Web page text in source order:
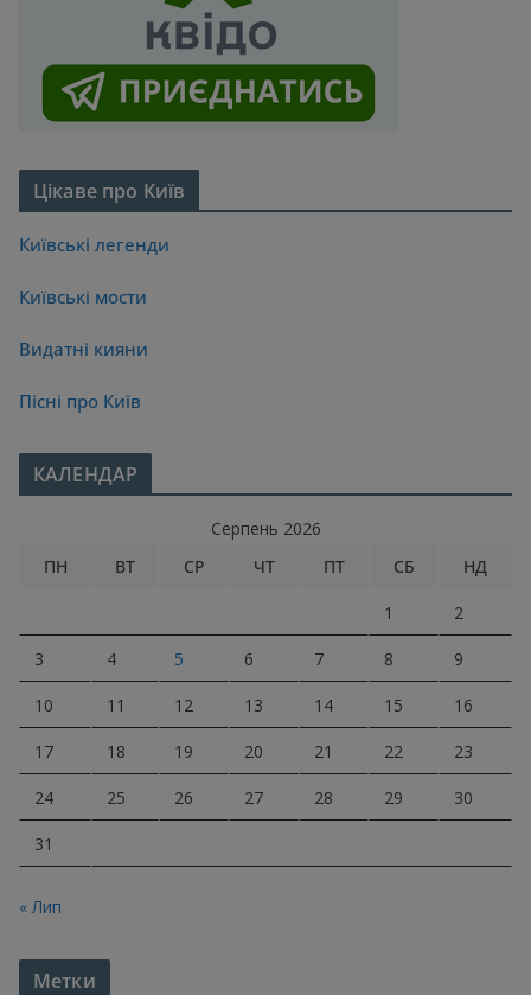
Цікаве про Київ
Київські легенди
Київські мости
Видатні кияни
Пісні про Київ
КАЛЕНДАР
Серпень 2026
ПН
ВТ СР ЧТ ПТ СБ НД
1 2
3 4 5 6 7 8 9
10 11 12 13 14 15 16
17 18 19 20 21 22 23
24 25 26 27 28 29 30
31
« Лип
Метки